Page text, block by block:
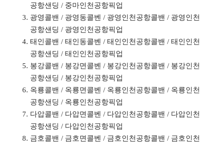
공항샌딩 / 중마인천공항픽업
광영콜밴 / 광영동콜벤 / 광영인천공항콜밴 / 광영인천
공항샌딩 / 광영인천공항픽업
태인콜밴 / 태인동콜벤 / 태인인천공항콜밴 / 태인인천
공항샌딩 / 태인인천공항픽업
봉강콜밴 / 봉강면콜벤 / 봉강인천공항콜밴 / 봉강인천
공항샌딩 / 봉강인천공항픽업
옥룡콜밴 / 옥룡면콜벤 / 옥룡인천공항콜밴 / 옥룡인천
공항샌딩 / 옥룡인천공항픽업
다압콜밴 / 다압면콜벤 / 다압인천공항콜밴 / 다압인천
공항샌딩 / 다압인천공항픽업
금호콜밴 / 금호면콜벤 / 금호인천공항콜밴 / 금호인천